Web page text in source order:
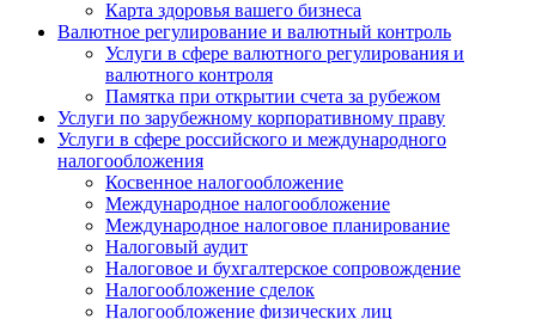
Карта здоровья вашего бизнеса
Валютное регулирование и валютный контроль
Услуги в сфере валютного регулирования и
валютного контроля
Памятка при открытии счета за рубежом
Услуги по зарубежному корпоративному праву
Услуги в сфере российского и международного
налогообложения
Косвенное налогообложение
Международное налогообложение
Международное налоговое планирование
Налоговый аудит
Налоговое и бухгалтерское сопровождение
Налогообложение сделок
Налогообложение физических лиц